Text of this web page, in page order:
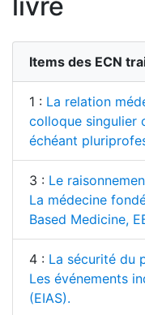
Items des ECN
1 : La relation
colloque singulier
échéant
3 : Le
La médecine
Based Medicine,
4 : La sécurité du
Les événements
(EIAS).